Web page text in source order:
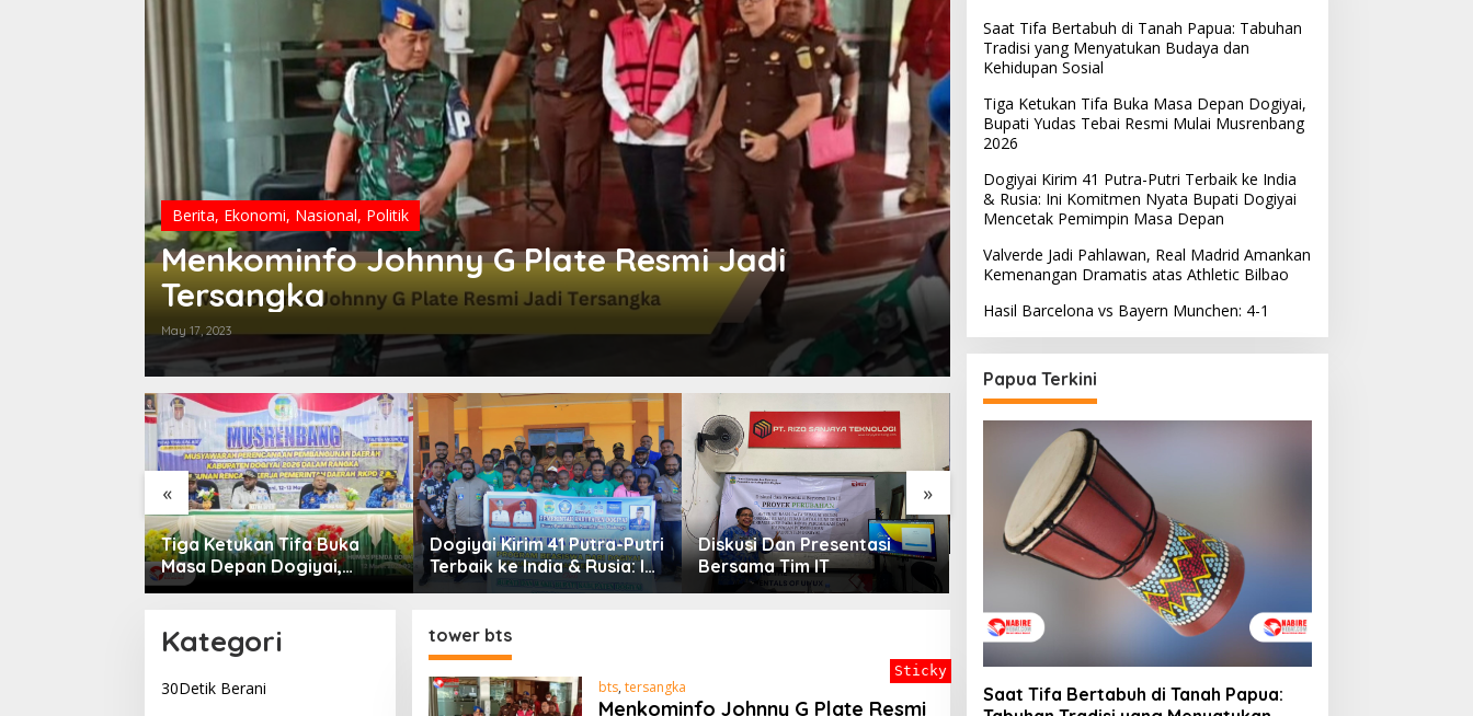
Berita, Ekonomi, Nasional, Politik
Menkominfo Johnny G Plate Resmi Jadi
Tersangka
May 17, 2023
« »
Tiga Ketukan Tifa Buka
Masa Depan Dogiyai,
Bupati Yudas Tebai Resmi
Dogiyai Kirim 41 Putra-Putri
Terbaik ke India & Rusia: Ini
Komitmen Nyata Bupati
Pemimpin Masa Depan
Diskusi Dan Presentasi
Bersama Tim IT
Pemprov Papua Tengah
Gelar Rapat Koordinasi
Guna Optimalkan
Pengelolaan Distribusi
Saat Tifa Bertabuh di
Tanah Papua: Tabuhan
Tradisi yang Menyatukan
Budaya dan Kehidupan
Sosial
Kategori
30Detik Berani
tower bts
bts, tersangka
Menkominfo Johnny G Plate Resmi
Sticky
Saat Tifa Bertabuh di Tanah Papua: Tabuhan
Tradisi yang Menyatukan Budaya dan
Kehidupan Sosial
Tiga Ketukan Tifa Buka Masa Depan Dogiyai,
Bupati Yudas Tebai Resmi Mulai Musrenbang
2026
Dogiyai Kirim 41 Putra-Putri Terbaik ke India
& Rusia: Ini Komitmen Nyata Bupati Dogiyai
Mencetak Pemimpin Masa Depan
Valverde Jadi Pahlawan, Real Madrid Amankan
Kemenangan Dramatis atas Athletic Bilbao
Hasil Barcelona vs Bayern Munchen: 4-1
Papua Terkini
Saat Tifa Bertabuh di Tanah Papua: